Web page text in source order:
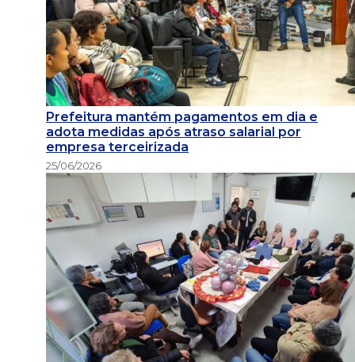
Prefeitura mantém pagamentos em dia e
adota medidas após atraso salarial por
empresa terceirizada
25/06/2026